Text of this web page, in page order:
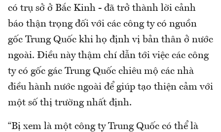
có trụ sở ở Bắc Kinh - đã trở thành lời cảnh
báo thận trọng đối với các công ty có nguồn
gốc Trung Quốc khi họ định vị bản thân ở nước
ngoài. Điều này thậm chí dẫn tới việc các công
ty có gốc gác Trung Quốc chiêu mộ các nhà
điều hành nước ngoài để giúp tạo thiện cảm với
một số thị trường nhất định.
“Bị xem là một công ty Trung Quốc có thể là